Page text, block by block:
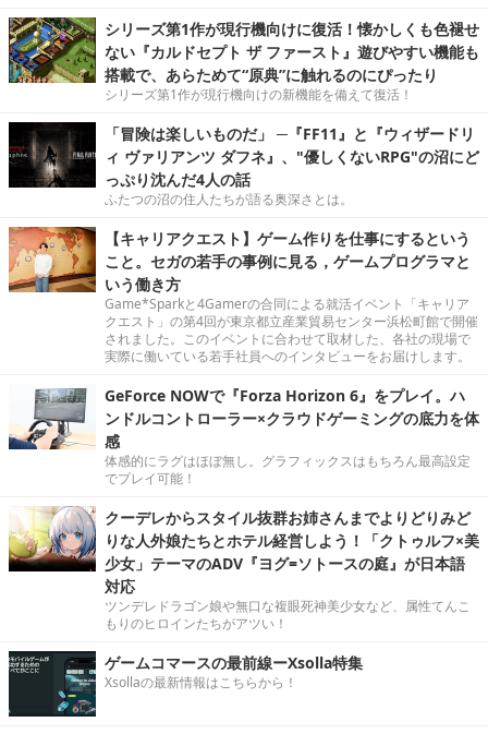
シリーズ第1作が現行機向けに復活！懐かしくも色褪せ
ない『カルドセプト ザ ファースト』遊びやすい機能も
搭載で、あらためて“原典”に触れるのにぴったり
シリーズ第1作が現行機向けの新機能を備えて復活！
「冒険は楽しいものだ」 ─『FF11』と『ウィザードリ
ィ ヴァリアンツ ダフネ』、"優しくないRPG"の沼にど
っぷり沈んだ4人の話
ふたつの沼の住人たちが語る奥深さとは。
【キャリアクエスト】ゲーム作りを仕事にするという
こと。セガの若手の事例に見る，ゲームプログラマと
いう働き方
Game*Sparkと4Gamerの合同による就活イベント「キャリア
クエスト」の第4回が東京都立産業貿易センター浜松町館で開催
されました。このイベントに合わせて取材した、各社の現場で
実際に働いている若手社員へのインタビューをお届けします。
GeForce NOWで『Forza Horizon 6』をプレイ。ハ
ンドルコントローラー×クラウドゲーミングの底力を体
感
体感的にラグはほぼ無し。グラフィックスはもちろん最高設定
でプレイ可能！
クーデレからスタイル抜群お姉さんまでよりどりみど
りな人外娘たちとホテル経営しよう！「クトゥルフ×美
少女」テーマのADV『ヨグ=ソトースの庭』が日本語
対応
ツンデレドラゴン娘や無口な複眼死神美少女など、属性てんこ
もりのヒロインたちがアツい！
ゲームコマースの最前線ーXsolla特集
Xsollaの最新情報はこちらから！